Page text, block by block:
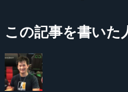
この記事を書いた